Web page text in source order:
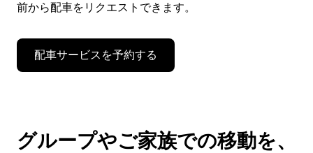
前から配車をリクエストできます。
配車サービスを予約する
グループやご家族での移動を、